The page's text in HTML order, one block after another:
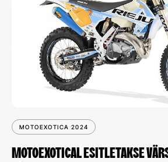
MOTOEXOTICA 2024
MOTOEXOTICAL ESITLETAKSE